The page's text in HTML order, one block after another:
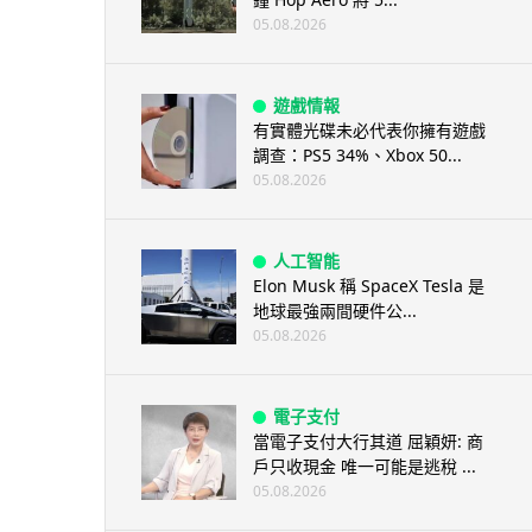
05.08.2026
遊戲情報
有實體光碟未必代表你擁有遊戲
調查：PS5 34%、Xbox 50...
05.08.2026
人工智能
Elon Musk 稱 SpaceX Tesla 是
地球最強兩間硬件公...
05.08.2026
電子支付
當電子支付大行其道 屈穎妍: 商
戶只收現金 唯一可能是逃稅 ...
05.08.2026